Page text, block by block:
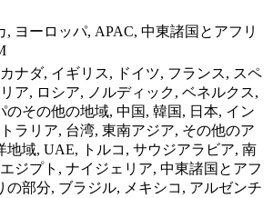
, ヨーロッパ, APAC, 中東諸国とアフリ
ナダ, イギリス, ドイツ, フランス, スペ
ア, ロシア, ノルディック, ベネルクス,
のその他の地域, 中国, 韓国, 日本, イン
ラリア, 台湾, 東南アジア, その他のア
地域, UAE, トルコ, サウジアラビア, 南
ジプト, ナイジェリア, 中東諸国とアフ
の部分, ブラジル, メキシコ, アルゼンチ